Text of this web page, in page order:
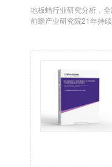
地板蜡行业研究分析，
前瞻产业研究院21年持